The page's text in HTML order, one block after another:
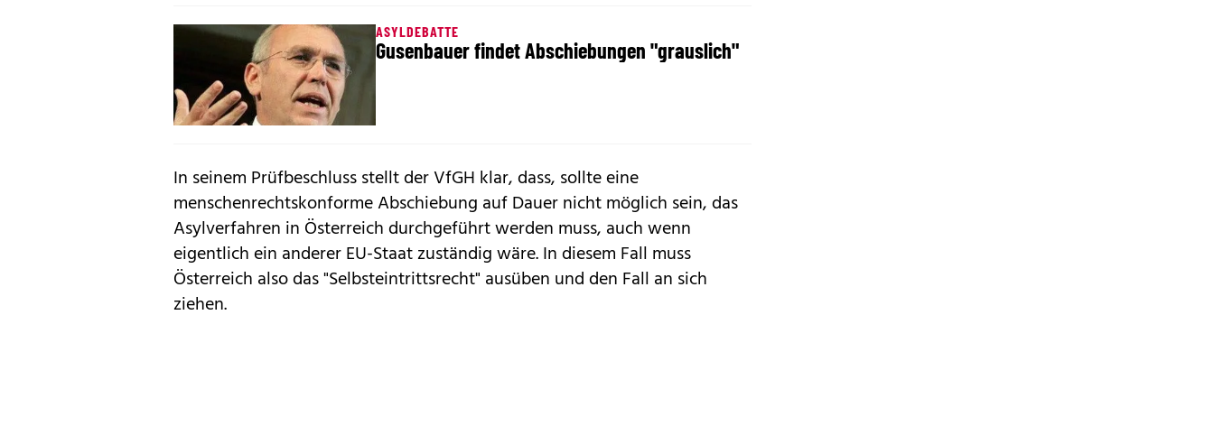
ASYLDEBATTE
Gusenbauer findet Abschiebungen "grauslich"
In seinem Prüfbeschluss stellt der VfGH klar, dass, sollte eine
menschenrechtskonforme Abschiebung auf Dauer nicht möglich sein, das
Asylverfahren in Österreich durchgeführt werden muss, auch wenn
eigentlich ein anderer EU-Staat zuständig wäre. In diesem Fall muss
Österreich also das "Selbsteintrittsrecht" ausüben und den Fall an sich
ziehen.